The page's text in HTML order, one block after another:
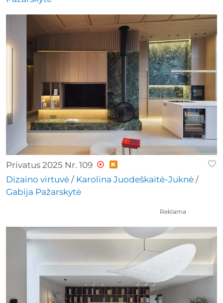
Privatus 2025 Nr. 109
Dizaino virtuvė / Karolina Juodeškaitė-Juknė /
Gabija Pažarskytė
Reklama